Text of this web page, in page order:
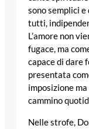
sono semplici
tutti,
L’amore non
fugace, ma
capace di dare
presentata
imposizione
cammino
Nelle strofe,